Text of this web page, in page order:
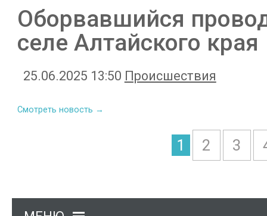
Оборвавшийся
селе Алтайского края
25.06.2025 13:50 Происшествия
Смотреть новость →
1 2 3